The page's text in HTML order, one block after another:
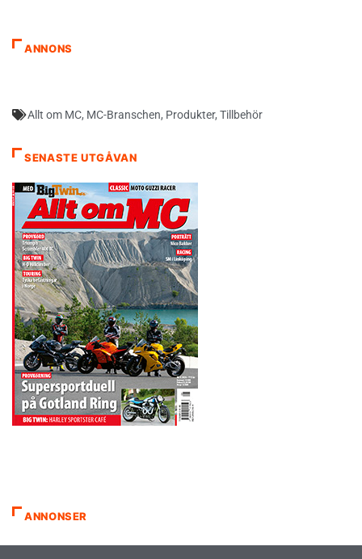
ANNONS
Allt om MC, MC-Branschen, Produkter, Tillbehör
SENASTE UTGÅVAN
ANNONSER